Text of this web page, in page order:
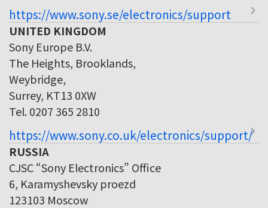
https://www.sony.se/electronics/support
UNITED KINGDOM
Sony Europe B.V.
The Heights, Brooklands,
Weybridge,
Surrey, KT13 0XW
Tel. 0207 365 2810
https://www.sony.co.uk/electronics/support/
RUSSIA
CJSC “Sony Electronics” Office
6, Karamyshevsky proezd
123103 Moscow